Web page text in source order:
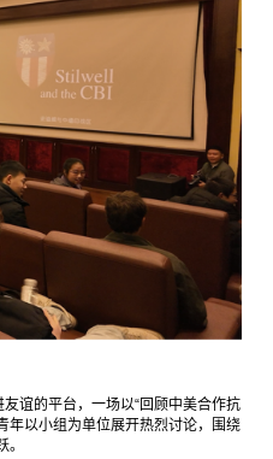
谊的平台，一场以“回顾中美合作抗
年以小组为单位展开热烈讨论，围绕